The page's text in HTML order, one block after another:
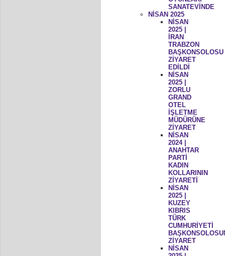
SANATEVİNDE
NİSAN 2025
NİSAN
2025 |
İRAN
TRABZON
BAŞKONSOLOSU
ZİYARET
EDİLDİ
NİSAN
2025 |
ZORLU
GRAND
OTEL
İŞLETME
MÜDÜRÜNE
ZİYARET
NİSAN
2024 |
ANAHTAR
PARTİ
KADIN
KOLLARININ
ZİYARETİ
NİSAN
2025 |
KUZEY
KIBRIS
TÜRK
CUMHURİYETİ
ZİYARET
NİSAN